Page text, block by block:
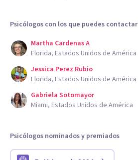
Psicólogos con los que puedes contactar
Martha Cardenas A
Florida, Estados Unidos de América
Jessica Perez Rubio
Florida, Estados Unidos de América
Gabriela Sotomayor
Miami, Estados Unidos de América
Psicólogos nominados y premiados